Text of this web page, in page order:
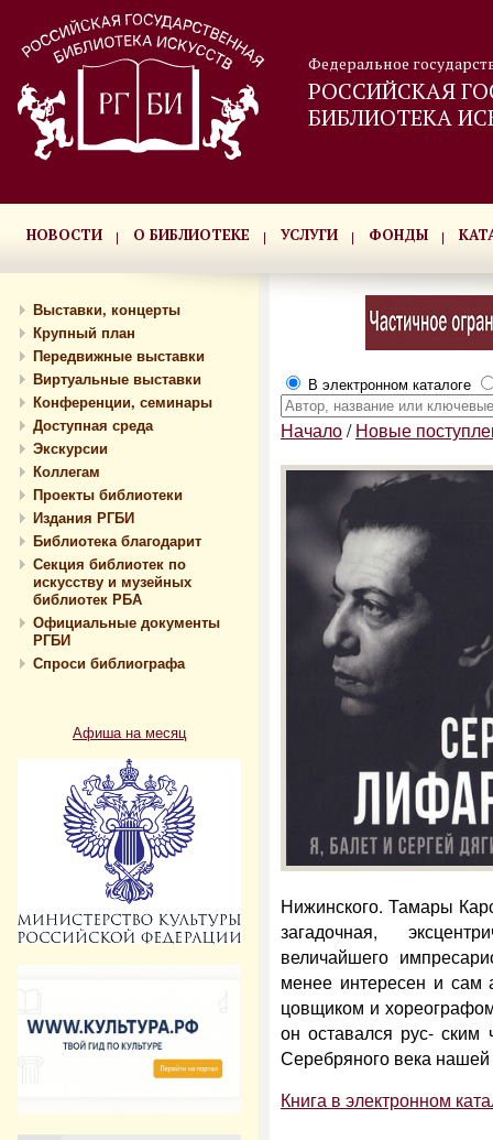
Федеральное
РОССИЙСКАЯ
БИБЛИОТЕКА
НОВОСТИ О БИБЛИОТЕКЕ УСЛУГИ ФОНДЫ
Выставки, концерты
Крупный план
Передвижные выставки
Виртуальные выставки
Конференции, семинары
Доступная среда
Экскурсии
Коллегам
Проекты библиотеки
Издания РГБИ
Библиотека благодарит
Секция библиотек по
искусству и музейных
библиотек РБА
Официальные документы
РГБИ
Спроси библиографа
Афиша на месяц
В электронном каталоге
Начало/ Новые
Нижинского. Тамары
загадочная,
величайшего
менее интересен и
цовщиком и
он оставался рус- ским
Серебряного века нашей
Книга в электронном